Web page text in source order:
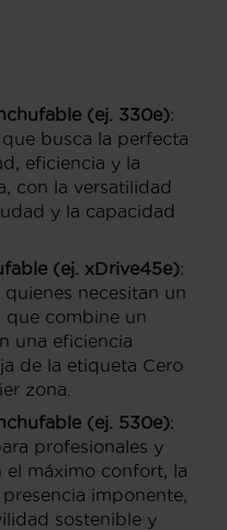
(ej. 330e):
busca la perfecta
eficiencia y la
con la versatilidad
y la capacidad
(ej. xDrive45e):
necesitan un
que combine un
una eficiencia
de la etiqueta Cero
zona.
(ej. 530e):
profesionales y
el máximo confort, la
imponente,
sostenible y